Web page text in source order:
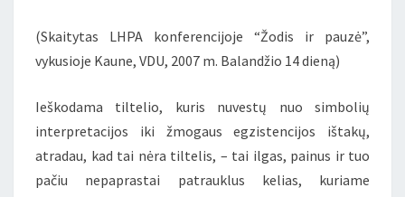
(Skaitytas LHPA konferencijoje “Žodis ir pauzė”,
vykusioje Kaune, VDU, 2007 m. Balandžio 14 dieną)
Ieškodama tiltelio, kuris nuvestų nuo simbolių
interpretacijos iki žmogaus egzistencijos ištakų,
atradau, kad tai nėra tiltelis, – tai ilgas, painus ir tuo
pačiu nepaprastai patrauklus kelias, kuriame